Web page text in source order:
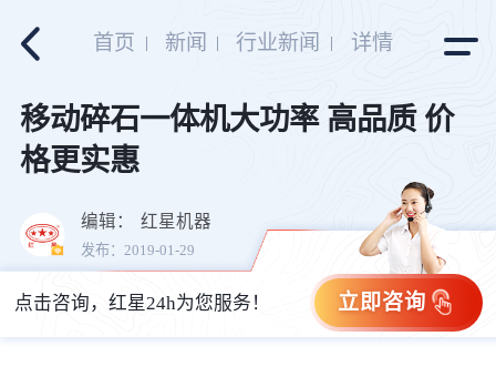
首页 新闻 行业新闻 详情
移动碎石一体机大功率 高品质 价
格更实惠
编辑： 红星机器
发布：2019-01-29
立即咨询
点击咨询，红星24h为您服务！